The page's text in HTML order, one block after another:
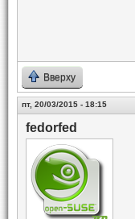
Вверху
пт, 20/03/2015 - 18:15
fedorfed